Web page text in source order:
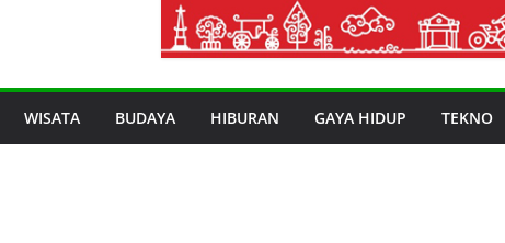
WISATA BUDAYA HIBURAN GAYA HIDUP TEKNO